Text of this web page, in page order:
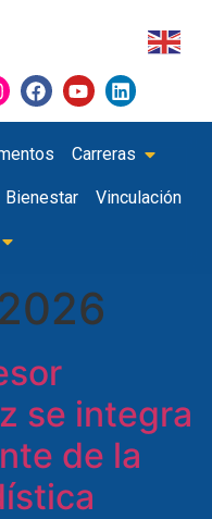
Carreras
Bienestar Vinculación
se integra
de la